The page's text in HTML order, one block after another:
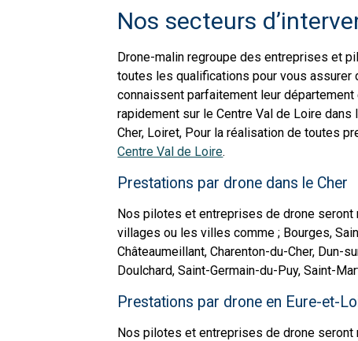
Nos secteurs
Drone-malin regroupe des entreprises et
toutes les qualifications pour vous assurer
connaissent parfaitement leur
rapidement sur le Centre Val de Loire
Cher, Loiret, Pour la réalisation de toutes
Centre Val de Loire.
Prestations par drone dans le Cher
Nos pilotes et entreprises de drone seront
villages ou les villes comme ; Bourges,
Châteaumeillant, Charenton-du-Cher, Dun-
Doulchard, Saint-Germain-du-Puy, Saint-
Prestations par drone en Eure-et-
Nos pilotes et entreprises de drone